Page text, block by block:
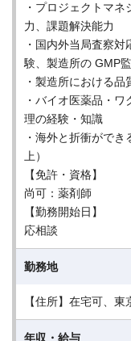
・プロジェクトマ
力、課題解決能力
・国内外当局査察
験、製造所の GMP
・製造所における
・バイオ医薬品・
理の経験・知識
・海外と折衝がで
上）
【免許・資格】
尚可：薬剤師
【勤務開始日】
応相談
勤務地
【住所】在宅可、東
年収・給与